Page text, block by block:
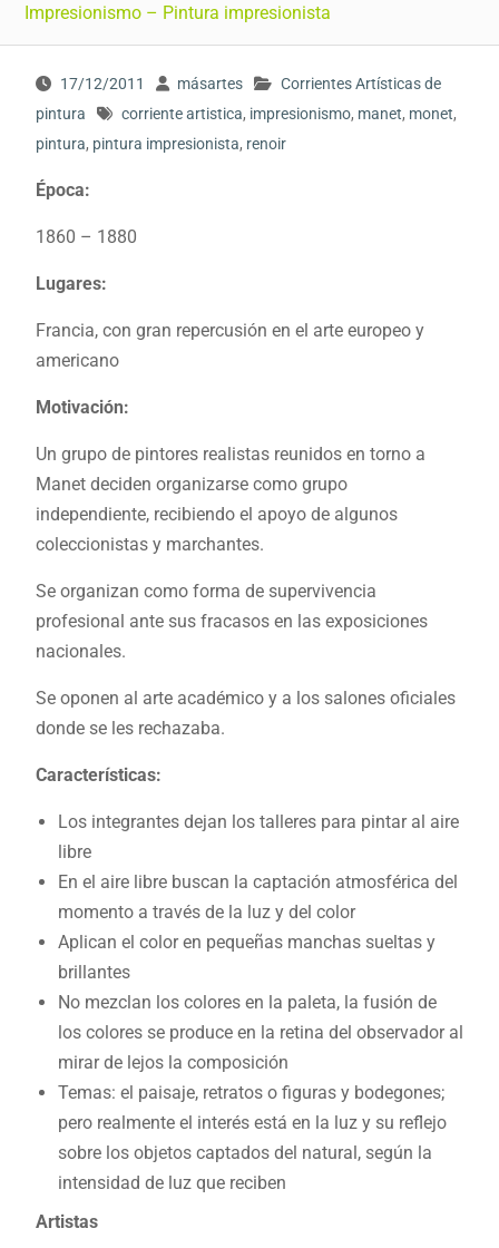
Impresionismo – Pintura impresionista
17/12/2011 másartes
Corrientes Artísticas de
pintura
corriente artistica, impresionismo, manet, monet,
pintura, pintura impresionista, renoir
Época:
1860 – 1880
Lugares:
Francia, con gran repercusión en el arte europeo y
americano
Motivación:
Un grupo de pintores realistas reunidos en torno a
Manet deciden organizarse como grupo
independiente, recibiendo el apoyo de algunos
coleccionistas y marchantes.
Se organizan como forma de supervivencia
profesional ante sus fracasos en las exposiciones
nacionales.
Se oponen al arte académico y a los salones oficiales
donde se les rechazaba.
Características:
Los integrantes dejan los talleres para pintar al aire
libre
En el aire libre buscan la captación atmosférica del
momento a través de la luz y del color
Aplican el color en pequeñas manchas sueltas y
brillantes
No mezclan los colores en la paleta, la fusión de
los colores se produce en la retina del observador al
mirar de lejos la composición
Temas: el paisaje, retratos o figuras y bodegones;
pero realmente el interés está en la luz y su reflejo
sobre los objetos captados del natural, según la
intensidad de luz que reciben
Artistas